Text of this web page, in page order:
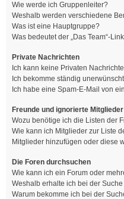
Wie werde ich Gruppenleiter?
Weshalb werden verschiedene
Was ist eine Hauptgruppe?
Was bedeutet der „Das Team“-
Private Nachrichten
Ich kann keine Privaten
Ich bekomme ständig
Ich habe eine Spam-E-Mail von
Freunde und ignorierte Mitglieder
Wozu benötige ich die Listen der
Wie kann ich Mitglieder zur Liste
Mitglieder hinzufügen oder diese
Die Foren durchsuchen
Wie kann ich ein Forum oder
Weshalb erhalte ich bei der
Warum bekomme ich bei der